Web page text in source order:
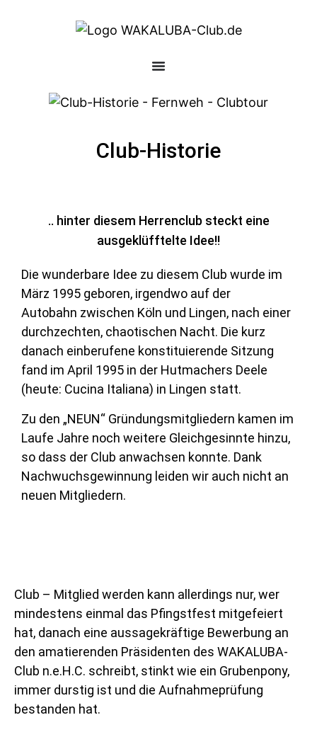
Club-Historie
.. hinter diesem Herrenclub steckt eine
ausgeklüfftelte Idee!!
Die wunderbare Idee zu diesem Club wurde im
März 1995 geboren, irgendwo auf der
Autobahn zwischen Köln und Lingen, nach einer
durchzechten, chaotischen Nacht. Die kurz
danach einberufene konstituierende Sitzung
fand im April 1995 in der Hutmachers Deele
(heute: Cucina Italiana) in Lingen statt.
Zu den „NEUN“ Gründungsmitgliedern kamen im
Laufe Jahre noch weitere Gleichgesinnte hinzu,
so dass der Club anwachsen konnte. Dank
Nachwuchsgewinnung leiden wir auch nicht an
neuen Mitgliedern.
Club – Mitglied werden kann allerdings nur, wer
mindestens einmal das Pfingstfest mitgefeiert
hat, danach eine aussagekräftige Bewerbung an
den amatierenden Präsidenten des WAKALUBA-
Club n.e.H.C. schreibt, stinkt wie ein Grubenpony,
immer durstig ist und die Aufnahmeprüfung
bestanden hat.